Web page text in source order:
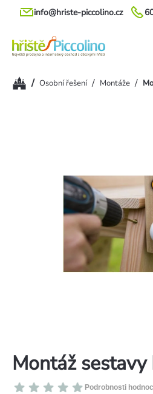
Přejít
info@hriste-piccolino.cz
Domů/ Osobní řešení / Montáže /
Montáž
Průměrné
Podrobnosti